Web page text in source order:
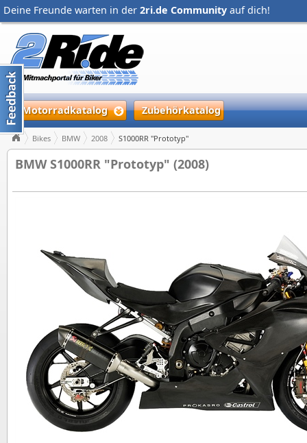
Deine Freunde warten in der 2ri.de Community auf dich!
Motorradkatalog Zubehörkatalog
Bikes BMW 2008 S1000RR "Prototyp"
BMW S1000RR "Prototyp" (2008)